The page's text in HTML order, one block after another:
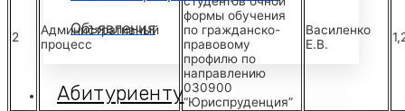
Объявления
Абитуриенту
2
Административный
процесс
формы обучения
по гражданско-
правовому
профилю по
направлению
030900
“Юриспруденция”
Василенко
Е.В.